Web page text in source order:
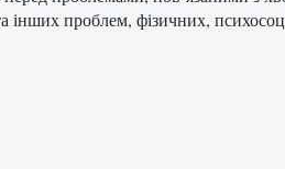
інших проблем, фізичних,